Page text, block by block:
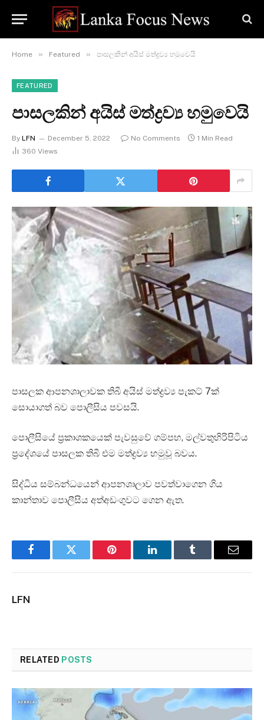
Home » Featured » පාසලකින් අයිස් මත්ද්‍රව්‍ය හමුවෙයි
FEATURED
පාසලකින් අයිස් මත්ද්‍රව්‍ය හමුවෙයි
By LFN December 5, 2022 No Comments
1 Min Read
360 Views
පාසලක ආපනශාලාවක තිබී අයිස් මත්ද්‍රව්‍ය පැකට් 7ක්
සොයාගත් බව පොලීසිය පවසයි.
පොලීසියේ ප්‍රකාශකයෙක් පැවසුවේ ගම්පහ, මල්වතුහිරිපිටිය
ප්‍රදේශයේ පාසලක තිබී එම මත්ද්‍රව්‍ය හමුවූ බවය.
සිද්ධිය සම්බන්ධයෙන් ආපනශාලාව පවත්වාගෙන ගිය
කාන්තාව පොලීසිය අත්අඩංගුවට ගෙන ඇත.
FacebookTwitter Pinterest LinkedInTumblr Email
LFN
RELATED POSTS